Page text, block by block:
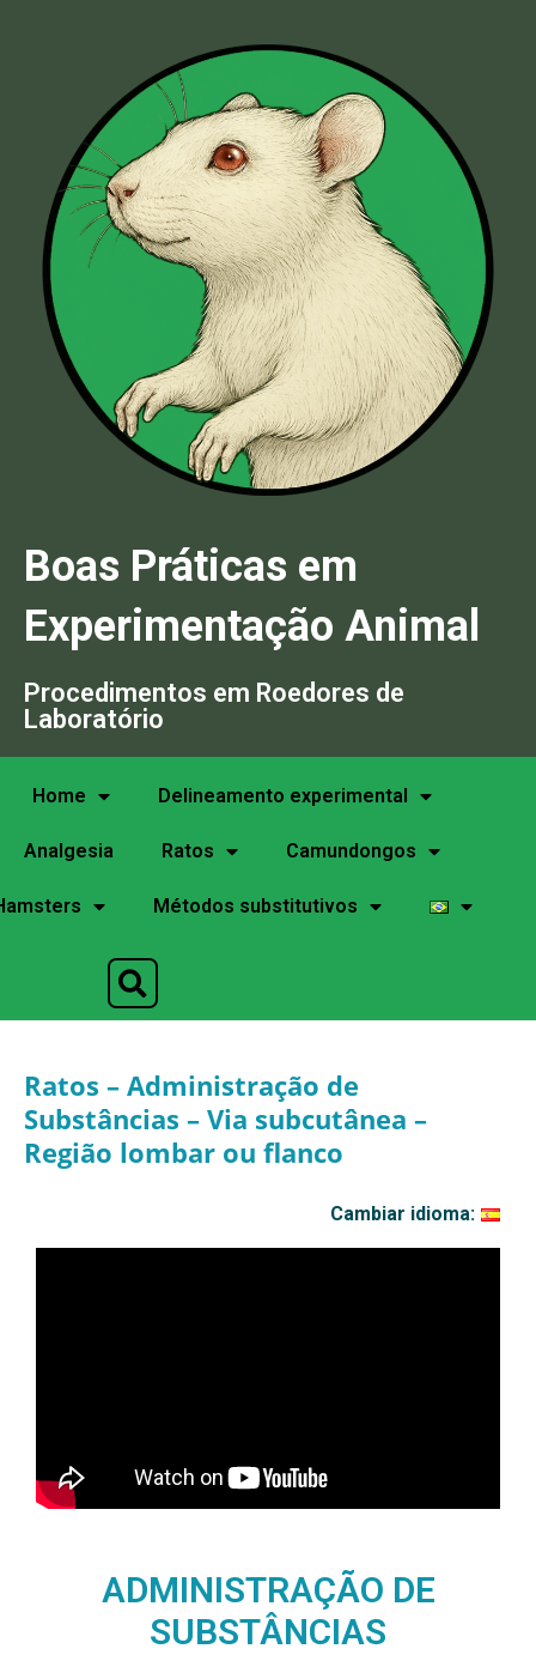
Boas Práticas em
Experimentação Animal
Procedimentos em Roedores de
Laboratório
Home Delineamento experimental
Analgesia Ratos Camundongos
Métodos substitutivos
Ratos – Administração de
Substâncias – Via subcutânea –
Região lombar ou flanco
Cambiar idioma:
ADMINISTRAÇÃO DE
SUBSTÂNCIAS